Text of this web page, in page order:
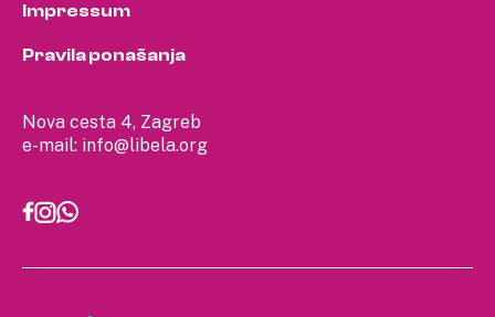
Nova cesta 4, Zagreb
e-mail: info@libela.org
Impressum
Pravila ponašanja